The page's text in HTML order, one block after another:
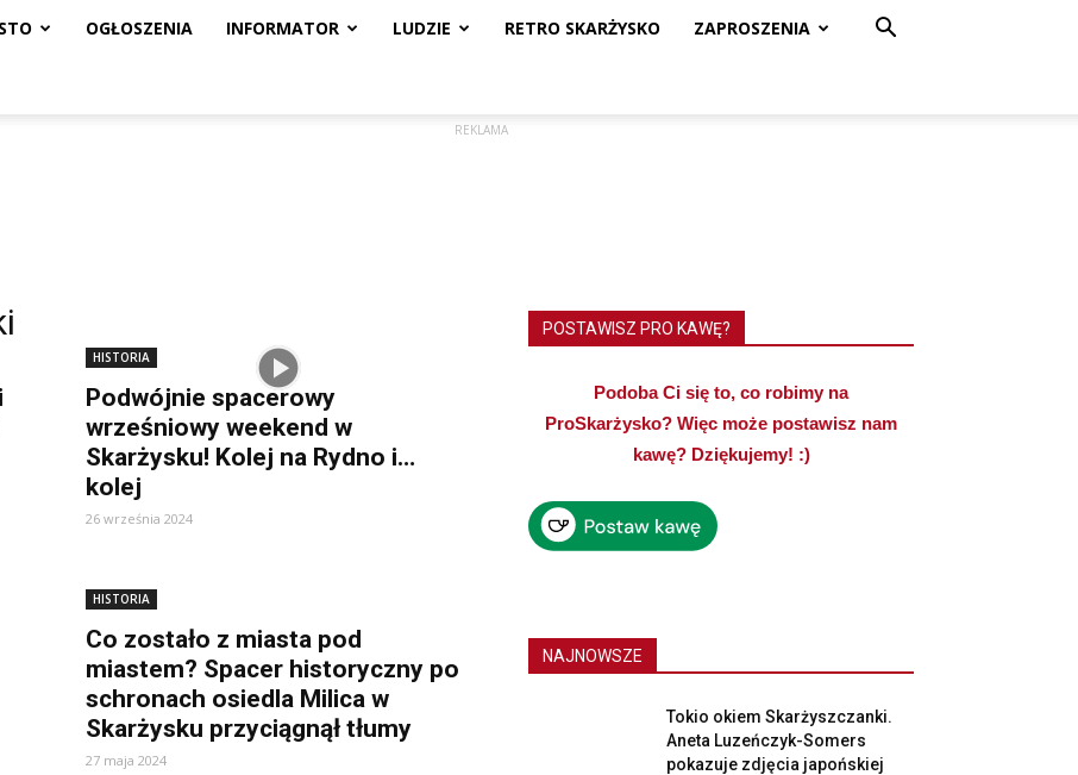
OGŁOSZENIA INFORMATOR LUDZIE RETRO SKARŻYSKO ZAPROSZENIA
REKLAMA
HISTORIA
Podwójnie spacerowy
wrześniowy weekend w
Skarżysku! Kolej na Rydno i…
kolej
26 września 2024
HISTORIA
Co zostało z miasta pod
miastem? Spacer historyczny po
schronach osiedla Milica w
Skarżysku przyciągnął tłumy
27 maja 2024
POSTAWISZ PRO KAWĘ?
Podoba Ci się to, co robimy na
ProSkarżysko? Więc może postawisz nam
kawę? Dziękujemy! :)
NAJNOWSZE
Tokio okiem Skarżyszczanki.
Aneta Luzeńczyk-Somers
pokazuje zdjęcia japońskiej